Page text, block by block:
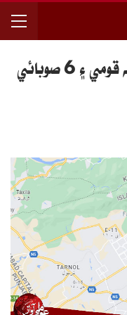
ايم ڪيو ايم جو ڪراچي ۾ ٻه قومي ۽ 6 صوبائي